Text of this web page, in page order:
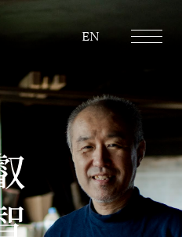
EN